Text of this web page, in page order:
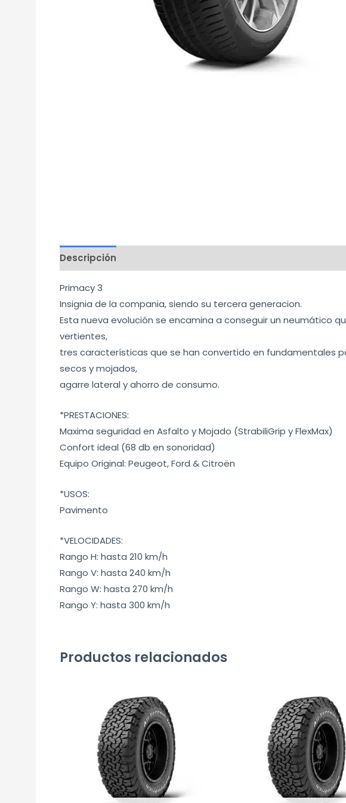
Descripción
Primacy 3
Insignia de la compania, siendo su tercera generacion.
Esta nueva evolución se encamina a conseguir un neumático
vertientes,
tres características que se han convertido en fundamentales
secos y mojados,
agarre lateral y ahorro de consumo.
*PRESTACIONES:
Maxima seguridad en Asfalto y Mojado (StrabiliGrip y FlexMax)
Confort ideal (68 db en sonoridad)
Equipo Original: Peugeot, Ford & Citroën
*USOS:
Pavimento
*VELOCIDADES:
Rango H: hasta 210 km/h
Rango V: hasta 240 km/h
Rango W: hasta 270 km/h
Rango Y: hasta 300 km/h
Productos relacionados